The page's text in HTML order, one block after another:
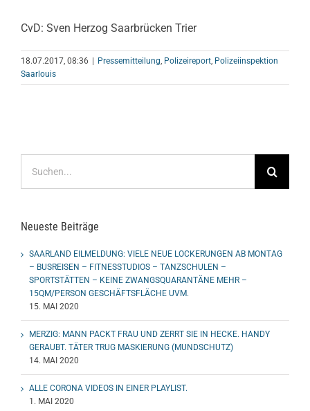
CvD: Sven Herzog Saarbrücken Trier
18.07.2017, 08:36 | Pressemitteilung Polizeireport Polizeiinspektion
Saarlouis
nach:
Neueste Beiträge
SAARLAND EILMELDUNG: VIELE NEUE LOCKERUNGEN AB MONTAG
– BUSREISEN – FITNESSTUDIOS – TANZSCHULEN –
SPORTSTÄTTEN – KEINE ZWANGSQUARANTÄNE MEHR –
15QM/PERSON GESCHÄFTSFLÄCHE UVM.
15. MAI 2020
MERZIG: MANN PACKT FRAU UND ZERRT SIE IN HECKE. HANDY
GERAUBT. TÄTER TRUG MASKIERUNG (MUNDSCHUTZ)
14. MAI 2020
ALLE CORONA VIDEOS IN EINER PLAYLIST.
1. MAI 2020